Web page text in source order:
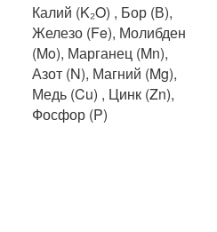
Калий (K₂O) , Бор (В),
Железо (Fe), Молибден
(Mo), Марганец (Mn),
Азот (N), Магний (Mg),
Медь (Cu) , Цинк (Zn),
Фосфор (P)